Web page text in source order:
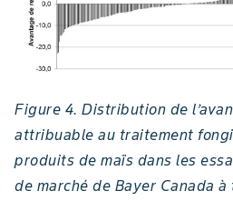
Figure 4. Distribution de
attribuable au traitement
produits de maïs dans les
de marché de Bayer Canada à